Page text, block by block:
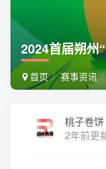
2024首届朔州
首页 赛事资讯
桃子卷饼
2年前更